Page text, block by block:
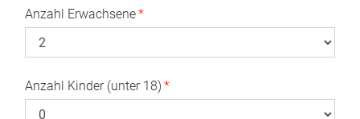
Anzahl Erwachsene*
Anzahl Kinder (unter 18) *